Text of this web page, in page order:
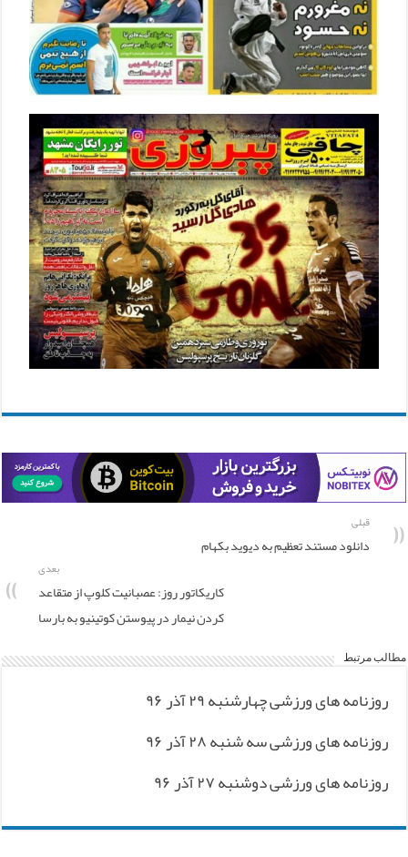
قبلی
دانلود مستند تعظیم به دیوید بکهام
بعدی
کاریکاتور روز: عصبانیت کلوپ از متقاعد
کردن نیمار در پیوستن کوتینیو به بارسا
مطالب مرتبط
روزنامه های ورزشی چهارشنبه ۲۹ آذر ۹۶
روزنامه های ورزشی سه شنبه ۲۸ آذر ۹۶
روزنامه های ورزشی دوشنبه ۲۷ آذر ۹۶